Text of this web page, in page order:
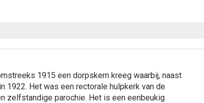
1915 een dorpskern kreeg waarbij, naast
1922. Het was een rectorale hulpkerk van de
zelfstandige parochie. Het is een eenbeukig